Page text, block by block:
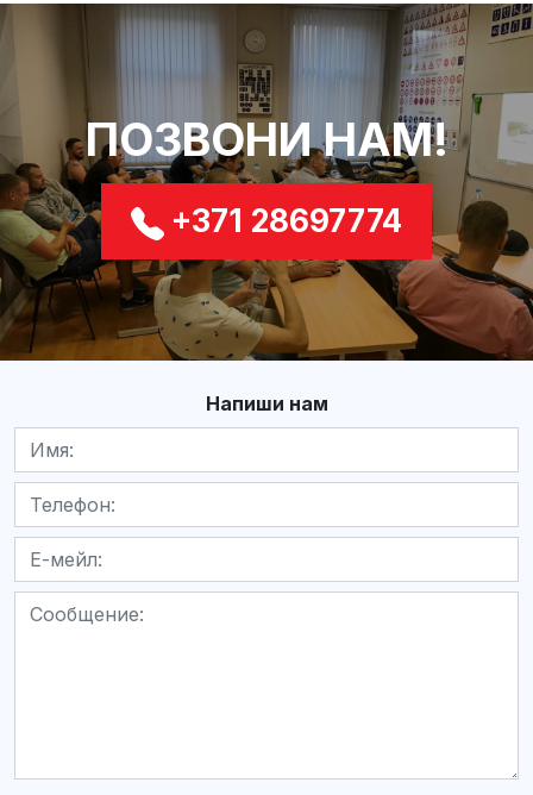
ПОЗВОНИ НАМ!
+371 28697774
Напиши нам